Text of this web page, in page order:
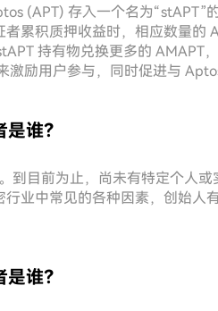
(APT) 存入一个名为“stAPT”
累积质押收益时，相应数量的
持有物兑换更多的 AMAPT
励用户参与，同时促进与
谁？
到目前为止，尚未有特定个人或
业中常见的各种因素，创始人
谁？